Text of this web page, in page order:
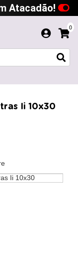
Atacadão!
0
Ii 10x30